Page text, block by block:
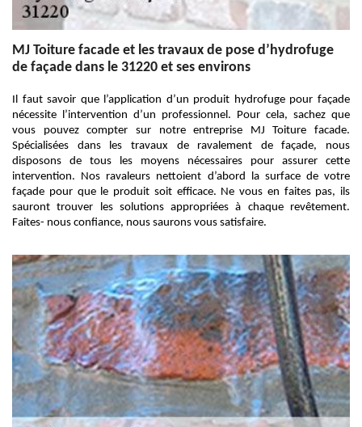
MJ Toiture facade et les travaux de pose d’hydrofuge
de façade dans le 31220 et ses environs
Il faut savoir que l’application d’un produit hydrofuge pour façade
nécessite l’intervention d’un professionnel. Pour cela, sachez que
vous pouvez compter sur notre entreprise MJ Toiture facade.
Spécialisées dans les travaux de ravalement de façade, nous
disposons de tous les moyens nécessaires pour assurer cette
intervention. Nos ravaleurs nettoient d’abord la surface de votre
façade pour que le produit soit efficace. Ne vous en faites pas, ils
sauront trouver les solutions appropriées à chaque revêtement.
Faites- nous confiance, nous saurons vous satisfaire.